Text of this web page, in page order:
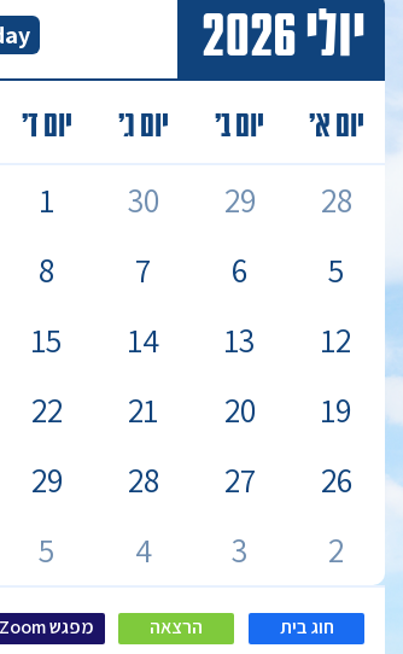
יולי 2026
יום א’ יום ב’ יום ג’ יום ד’
28
29
30
1
5
6
7
8
12
13
14
15
19
20
21
22
26
27
28
29
2
3
4
5
חוג בית הרצאה מפגש Zoom